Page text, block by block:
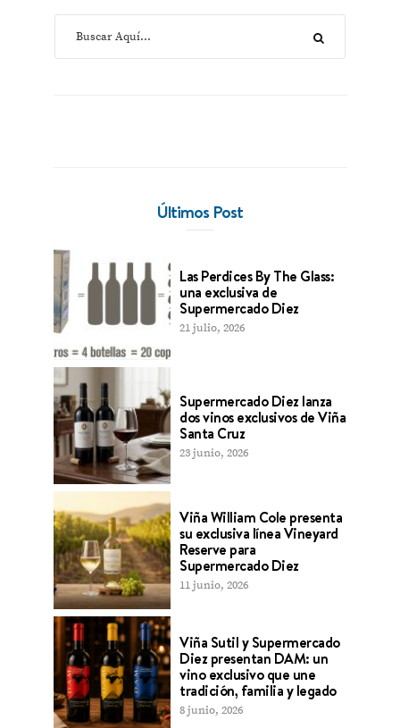
Últimos Post
Las Perdices By The Glass:
una exclusiva de
Supermercado Diez
21 julio, 2026
Supermercado Diez lanza
dos vinos exclusivos de Viña
Santa Cruz
23 junio, 2026
Viña William Cole presenta
su exclusiva línea Vineyard
Reserve para
Supermercado Diez
11 junio, 2026
Viña Sutil y Supermercado
Diez presentan DAM: un
vino exclusivo que une
tradición, familia y legado
8 junio, 2026